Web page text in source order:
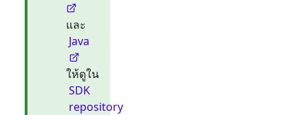
และ
Java
ให้ดูใน
SDK
repository